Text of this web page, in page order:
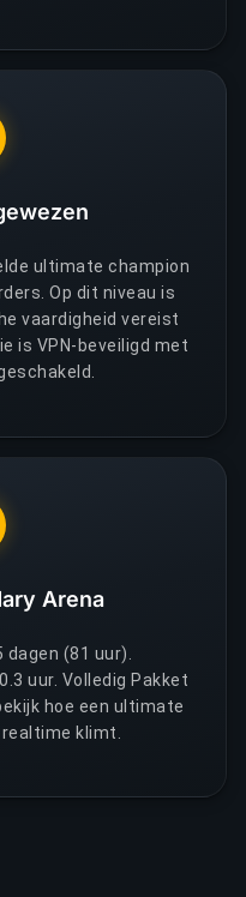
ultimate champion
Op dit niveau is
vaardigheid vereist
is VPN-beveiligd met
Arena
(81 uur).
uur. Volledig Pakket
hoe een ultimate
klimt.